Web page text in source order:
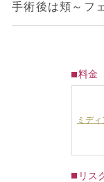
手術後は頬～フ
料金
ミデ
リス